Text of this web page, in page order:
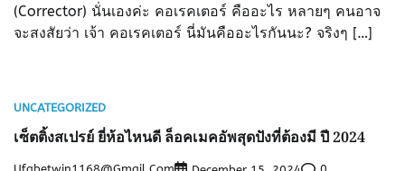
(Corrector) นั่นเองค่ะ คอเรคเตอร์ คืออะไร หลายๆ คนอาจ
จะสงสัยว่า เจ้า คอเรคเตอร์ นี่มันคืออะไรกันนะ? จริงๆ […]
UNCATEGORIZED
เซ็ตติ้งสเปรย์ ยี่ห้อไหนดี ล็อคเมคอัพสุดปังที่ต้องมี ปี 2024